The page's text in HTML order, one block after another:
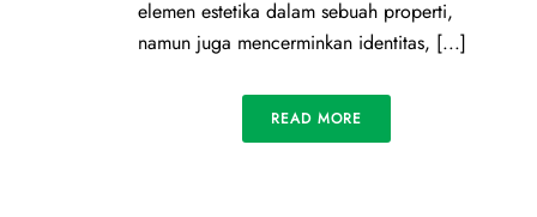
elemen estetika dalam sebuah properti,
namun juga mencerminkan identitas, [...]
READ MORE